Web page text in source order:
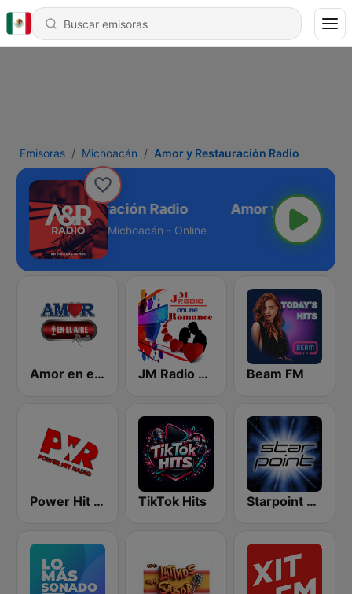
Emisoras Michoacán Amor y Restauración Radio
Amor y Restauración Radio
Michoacán - Online
Amor en el aire radio JM Radio Romance Beam FM
Power Hit Radio TikTok Hits Starpoint Radio